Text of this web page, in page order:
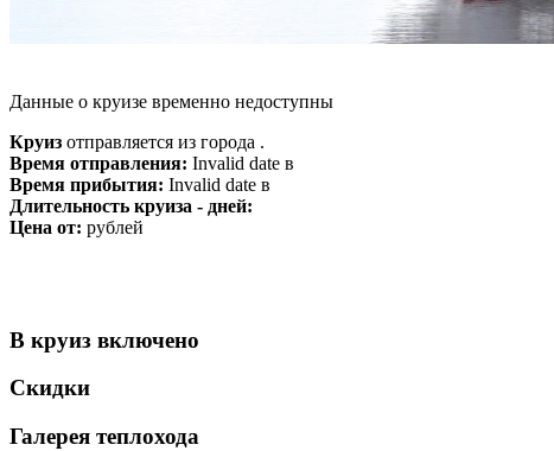
Данные о круизе временно недоступны
Круиз отправляется из города .
Время отправления: Invalid date в
Время прибытия: Invalid date в
Длительность круиза - дней:
Цена от: рублей
В круиз включено
Скидки
Галерея теплохода